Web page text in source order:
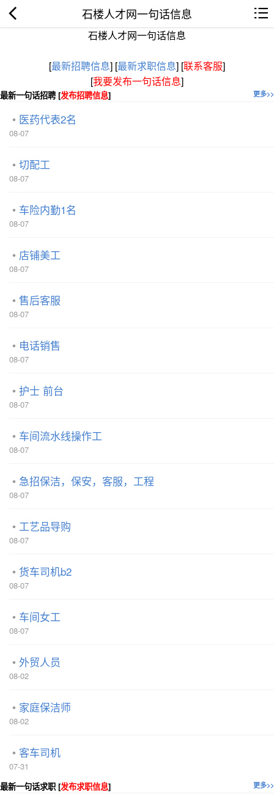
石楼人才网一句话信息
石楼人才网一句话信息
[最新招聘信息] [最新求职信息] [联系客服]
[我要发布一句话信息]
更多>>
最新一句话招聘 [发布招聘信息]
医药代表2名
08-07
切配工
08-07
车险内勤1名
08-07
店铺美工
08-07
售后客服
08-07
电话销售
08-07
护士 前台
08-07
车间流水线操作工
08-07
急招保洁，保安，客服，工程
08-07
工艺品导购
08-07
货车司机b2
08-07
车间女工
08-07
外贸人员
08-02
家庭保洁师
08-02
客车司机
07-31
更多>>
最新一句话求职 [发布求职信息]